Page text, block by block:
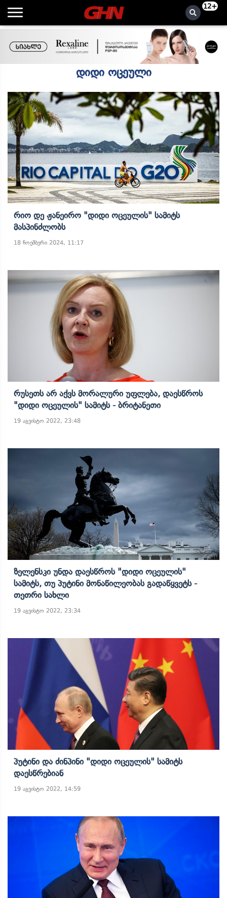
12+
დიდი ოცეული
Რიო Დე Ჟანეირო "დიდი Ოცეულის" Სამიტს
Მასპინძლობს
18 ნოემბერი 2024, 11:17
Რუსეთს Არ Აქვს Მორალური Უფლება, Დაესწროს
"დიდი Ოცეულის" Სამიტს - Ბრიტანეთი
19 აგვისტო 2022, 23:48
Ზელენსკი Უნდა Დაესწროს "დიდი Ოცეულის"
Სამიტს, Თუ Პუტინი Მონაწილეობას Გადაწყვეტს -
Თეთრი Სახლი
19 აგვისტო 2022, 23:34
Პუტინი Და Ძინპინი "დიდი Ოცეულის" Სამიტს
Დაესწრებიან
19 აგვისტო 2022, 14:59